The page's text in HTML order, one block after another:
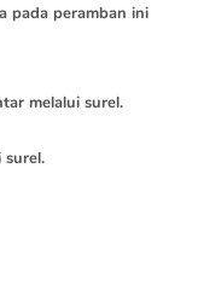
pada peramban ini
melalui surel.
surel.